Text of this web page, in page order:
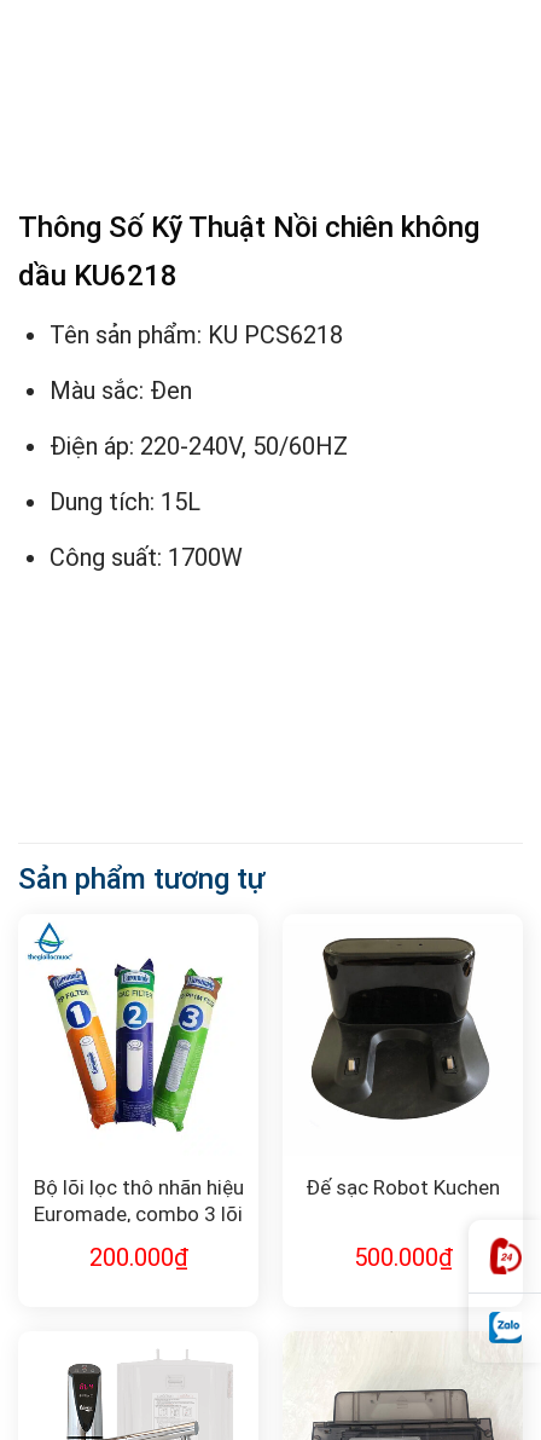
Thông Số Kỹ Thuật Nồi chiên không
dầu KU6218
Tên sản phẩm: KU PCS6218
Màu sắc: Đen
Điện áp: 220-240V, 50/60HZ
Dung tích: 15L
Công suất: 1700W
Sản phẩm tương tự
Bộ lõi lọc thô nhãn hiệu
Euromade, combo 3 lõi
200.000₫
Đế sạc Robot Kuchen
500.000₫